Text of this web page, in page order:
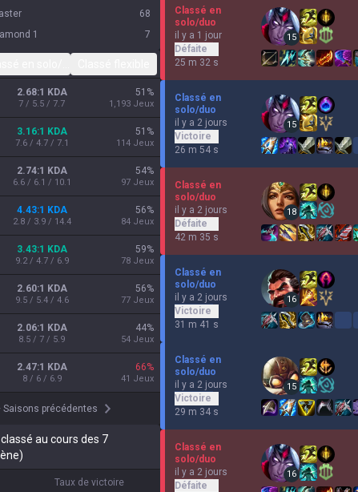
master 68
1 7
2.68:1 KDA
7 / 5.5 / 7.7
51 %
1,193 Jeux
3.16:1 KDA
7.6 / 4.7 / 7.1
51 %
114 Jeux
2.74:1 KDA
6.6 / 6.1 / 10.1
54%
97 Jeux
4.43:1 KDA
2.8 / 3.9 / 14.4
56%
84 Jeux
3.43:1 KDA
9.2 / 4.7 / 6.9
59%
78 Jeux
2.60:1 KDA
9.5 / 5.4 / 4.6
56%
77 Jeux
2.06:1 KDA
8.5 / 7 / 5.9
44%
54 Jeux
2.47:1 KDA
8 / 6 / 6.9
66%
41 Jeux
Saisons précédentes
au cours des 7
Taux de victoire
Classé en
solo/duo
il y a 1 jour
Défaite
25 m 32 s
15
Classé en
solo/duo
il y a 2 jours
Victoire
26 m 54 s
15
Classé en
solo/duo
il y a 2 jours
Défaite
42 m 35 s
18
Classé en
solo/duo
il y a 2 jours
Victoire
31 m 41 s
16
Classé en
solo/duo
il y a 2 jours
Victoire
29 m 34 s
15
Classé en
solo/duo
il y a 2 jours
Défaite
16